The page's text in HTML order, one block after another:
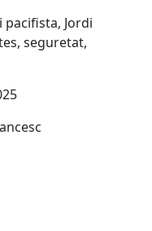
Jordi
seguretat,